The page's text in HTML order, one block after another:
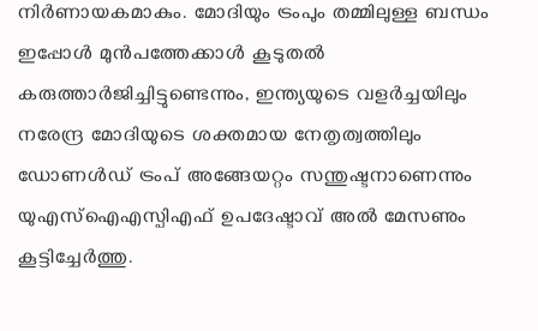
നിർണായകമാകും. മോദിയും ട്രംപും തമ്മിലുള്ള ബന്ധം
ഇപ്പോൾ മുൻപത്തേക്കാൾ കൂടുതൽ
കരുത്താർജിച്ചിട്ടുണ്ടെന്നും, ഇന്ത്യയുടെ വളർച്ചയിലും
നരേന്ദ്ര മോദിയുടെ ശക്തമായ നേതൃത്വത്തിലും
ഡോണൾഡ് ട്രംപ് അങ്ങേയറ്റം സന്തുഷ്ടനാണെന്നും
യുഎസ്ഐഎസ്പിഎഫ് ഉപദേഷ്ടാവ് അൽ മേസണും
കൂട്ടിച്ചേർത്തു.